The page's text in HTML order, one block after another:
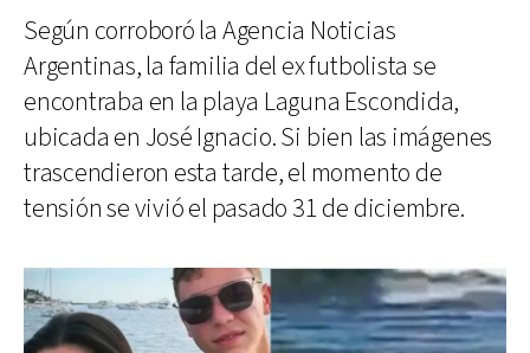
Según corroboró la Agencia Noticias
Argentinas, la familia del ex futbolista se
encontraba en la playa Laguna Escondida,
ubicada en José Ignacio. Si bien las imágenes
trascendieron esta tarde, el momento de
tensión se vivió el pasado 31 de diciembre.